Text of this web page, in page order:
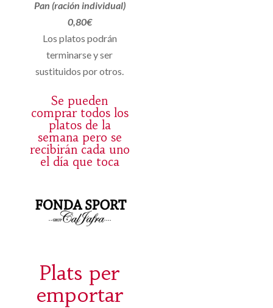
Pan (ración individual)
0,80€
Los platos podrán
terminarse y ser
sustituidos por otros.
Se pueden
comprar todos los
platos de la
semana pero se
recibirán cada uno
el día que toca
Plats per
emportar